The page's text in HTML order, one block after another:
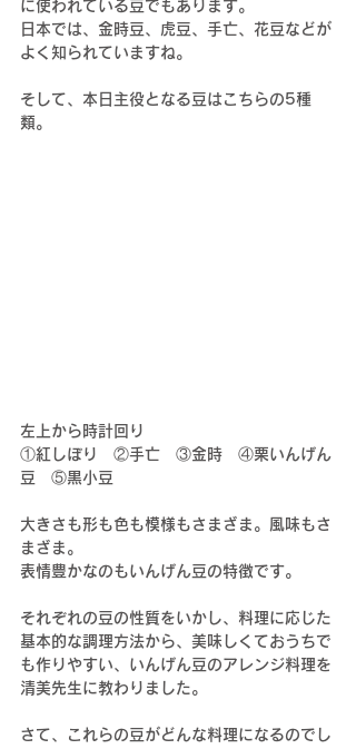
に使われている豆でもあります。
日本では、金時豆、虎豆、手亡、花豆などが
よく知られていますね。
そして、本日主役となる豆はこちらの5種
類。
左上から時計回り
①紅しぼり　②手亡　③金時　④栗いんげん
豆　⑤黒小豆
大きさも形も色も模様もさまざま。風味もさ
まざま。
表情豊かなのもいんげん豆の特徴です。
それぞれの豆の性質をいかし、料理に応じた
基本的な調理方法から、美味しくておうちで
も作りやすい、いんげん豆のアレンジ料理を
清美先生に教わりました。
さて、これらの豆がどんな料理になるのでし